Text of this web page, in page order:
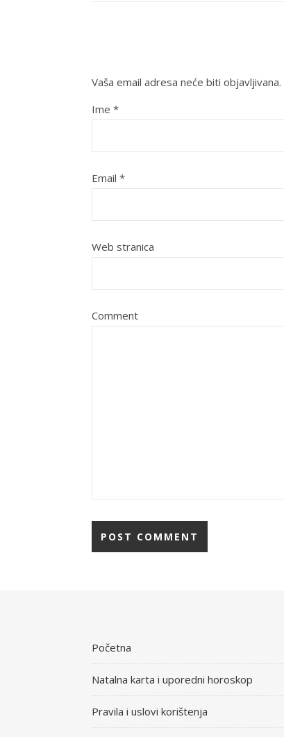
Vaša email adresa neće biti objavljivana.
Ime *
Email *
Web stranica
Comment
Početna
Natalna karta i uporedni horoskop
Pravila i uslovi korištenja